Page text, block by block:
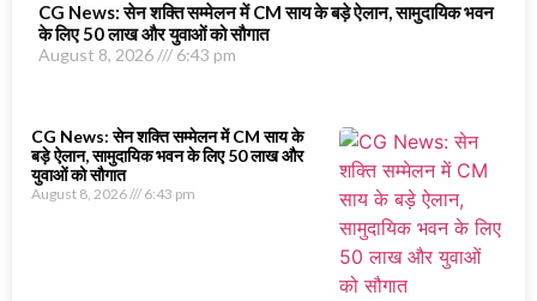
CG News: सेन शक्ति सम्मेलन में CM साय के बड़े ऐलान, सामुदायिक भवन
के लिए 50 लाख और युवाओं को सौगात
August 8, 2026 6:43 pm
CG News: सेन शक्ति सम्मेलन में CM साय के
बड़े ऐलान, सामुदायिक भवन के लिए 50 लाख और
युवाओं को सौगात
August 8, 2026 6:43 pm